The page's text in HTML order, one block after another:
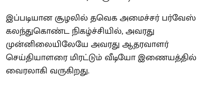
இப்படியான சூழலில் தவெக அமைச்சர் பர்வேஸ்
கலந்துகொண்ட நிகழ்ச்சியில், அவரது
முன்னிலையிலேயே அவரது ஆதரவாளர்
செய்தியாளரை மிரட்டும் வீடியோ இணையத்தில்
வைரலாகி வருகிறது.